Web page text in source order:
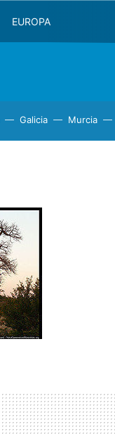
EUROPA
Galicia Murcia